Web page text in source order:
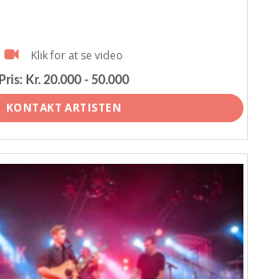
Klik for at se video
Pris: Kr. 20.000 - 50.000
KONTAKT ARTISTEN